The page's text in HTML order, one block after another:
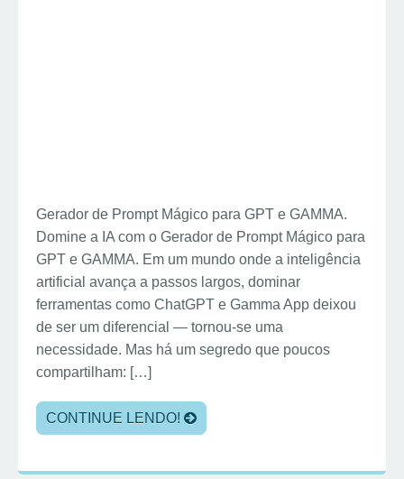
Gerador de Prompt Mágico para GPT e GAMMA.
Domine a IA com o Gerador de Prompt Mágico para
GPT e GAMMA. Em um mundo onde a inteligência
artificial avança a passos largos, dominar
ferramentas como ChatGPT e Gamma App deixou
de ser um diferencial — tornou-se uma
necessidade. Mas há um segredo que poucos
compartilham: […]
CONTINUE LENDO!